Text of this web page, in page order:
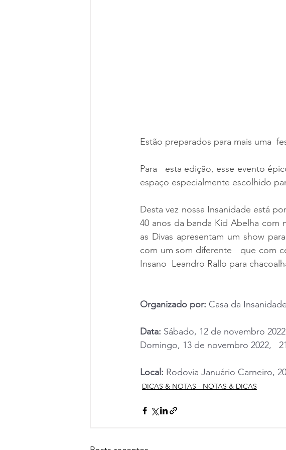
Estão preparados para mais uma
Para   esta edição, esse evento
espaço especialmente escolhido
Desta vez nossa Insanidade está
40 anos da banda Kid Abelha com
as Divas apresentam um show
com um som diferente   que com
Insano  Leandro Rallo para
Organizado por: Casa da
Data: Sábado, 12 de novembro
Domingo, 13 de novembro 2022,
Local: Rodovia Januário Carneiro,
DICAS & NOTAS - NOTAS & DICAS